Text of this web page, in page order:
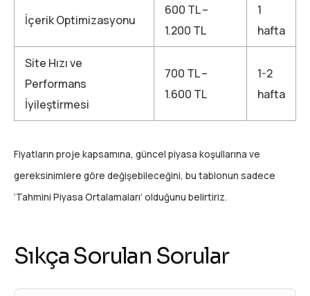
İçerik Optimizasyonu
600 TL –
1.200 TL
1
hafta
Site Hızı ve
Performans
İyileştirmesi
700 TL –
1.600 TL
1-2
hafta
Fiyatların proje kapsamına, güncel piyasa koşullarına ve
gereksinimlere göre değişebileceğini, bu tablonun sadece
‘Tahmini Piyasa Ortalamaları’ olduğunu belirtiriz.
Sıkça Sorulan Sorular